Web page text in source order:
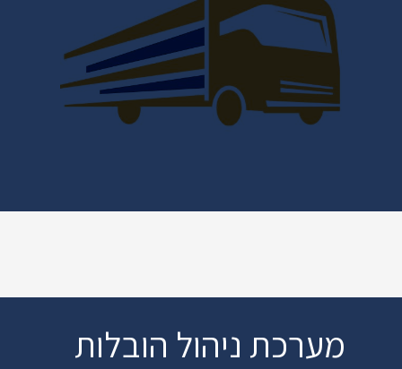
זה חשוב לשים לב גם למערכות תוכנה ייעודיות לניהול
הובלות, שיכולות לסייע באופטימיזציה ובשיפור התהליכים
מערכת ניהול הובלות